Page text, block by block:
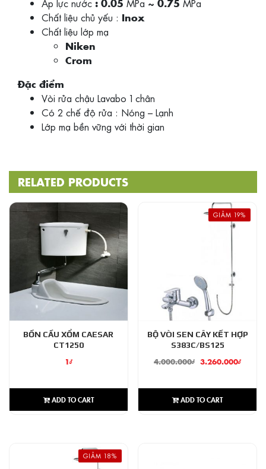
Áp lực nước : 0.05 MPa ~ 0.75 MPa
Chất liệu chủ yếu : Inox
Chất liệu lớp mạ
Niken
Crom
Đặc điểm
Vòi rửa chậu Lavabo 1 chân
Có 2 chế độ rửa : Nóng – Lạnh
Lớp mạ bền vững với thời gian
RELATED PRODUCTS
BỒN CẦU XỔM CAESAR
CT1250
1₫
ADD TO CART
GIẢM 19%
BỘ VÒI SEN CÂY KẾT HỢP
S383C/BS125
4.000.000₫ 3.260.000₫
ADD TO CART
GIẢM 18%